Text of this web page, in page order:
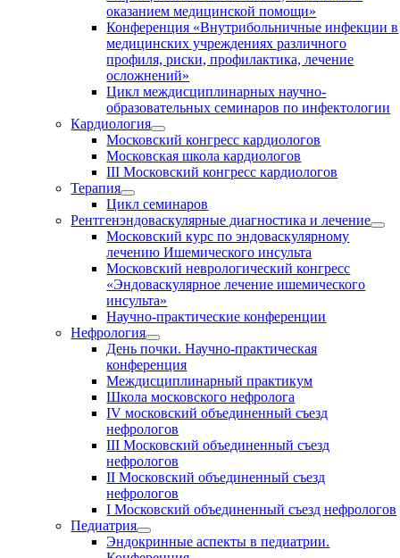
оказанием медицинской помощи»
Конференция «Внутрибольничные инфекции в
медицинских учреждениях различного
профиля, риски, профилактика, лечение
осложнений»
Цикл междисциплинарных научно-
образовательных семинаров по инфектологии
Кардиология
Московский конгресс кардиологов
Московская школа кардиологов
III Московский конгресс кардиологов
Терапия
Цикл семинаров
Рентгенэндоваскулярные диагностика и лечение
Московский курс по эндоваскулярному
лечению Ишемического инсульта
Московский неврологический конгресс
«Эндоваскулярное лечение ишемического
инсульта»
Научно-практические конференции
Нефрология
День почки. Научно-практическая
конференция
Междисциплинарный практикум
Школа московского нефролога
IV московский объединенный съезд
нефрологов
III Московский объединенный съезд
нефрологов
II Московский объединенный съезд
нефрологов
I Московский объединенный съезд нефрологов
Педиатрия
Эндокринные аспекты в педиатрии.